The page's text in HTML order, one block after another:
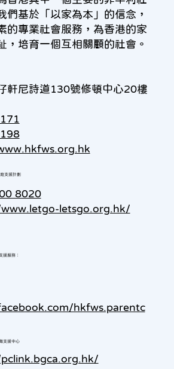
們基於「以家為本」的信念，
的專業社會服務，為香港的家
，培育一個互相關顧的社會。
軒尼詩道130號修頓中心20樓
支援計劃
8020
letsgo.org.hk/
hkfws.parentc
援服務：
支援中心